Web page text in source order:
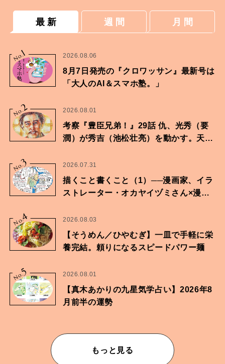
最 新 週 間 月 間
No.
1 2026.08.06
8月7日発売の『クロワッサン』最新号は
「大人のAI＆スマホ塾。」
No.2 2026.08.01
考察『豊臣兄弟！』29話 仇、光秀（要
潤）が秀吉（池松壮亮）を動かす。天下
No.3 2026.07.31
描くこと書くこと（1）──漫画家、イラ
ストレーター・オカヤイヅミさん×漫画
No.4 2026.08.03
【そうめん／ひやむぎ】一皿で手軽に栄
養完結。頼りになるスピードパワー麺
No.5 2026.08.01
【真木あかりの九星気学占い】2026年8
月前半の運勢
もっと見る